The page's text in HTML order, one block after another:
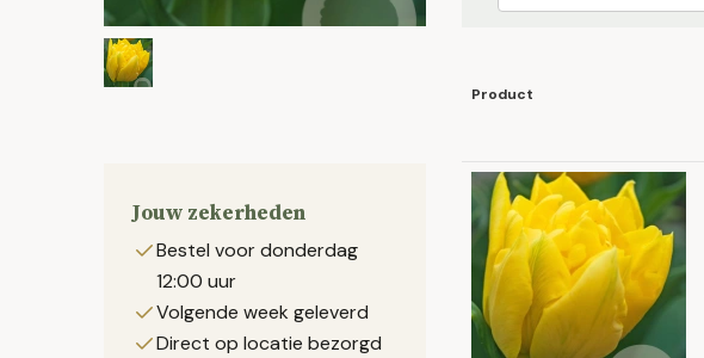
Jouw zekerheden
Bestel voor donderdag
12:00 uur
Volgende week geleverd
Direct op locatie bezorgd
Product